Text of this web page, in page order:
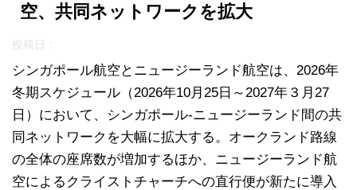
空、共同ネットワークを拡大
投稿日：
シンガポール航空とニュージーランド航空は、2026年
冬期スケジュール（2026年10月25日～2027年３月27
日）において、シンガポール‐ニュージーランド間の共
同ネットワークを大幅に拡大する。オークランド路線
の全体の座席数が増加するほか、ニュージーランド航
空によるクライストチャーチへの直行便が新たに導入